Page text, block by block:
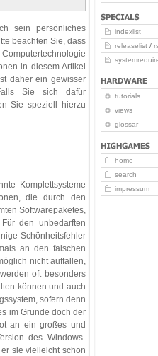
sein persönliches
beachten Sie, dass
in diesem Artikel
daher ein gewisser
Sie sich dafür
Sie speziell hierzu
Komplettsysteme
die durch den
Softwarepaketes,
den unbedarften
Schönheitsfehler
an den falschen
nicht auffallen,
oft besonders
können und auch
sofern denn
im Grunde doch der
an ein großes und
des Windows-
sie vielleicht schon
indexlist
releaselist /
tutorials
views
glossar
home
search
impressum